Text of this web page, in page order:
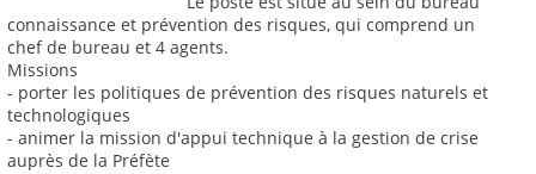
connaissance et prévention des risques, qui comprend un
chef de bureau et 4 agents.
Missions
- porter les politiques de prévention des risques naturels et
technologiques
- animer la mission d'appui technique à la gestion de crise
auprès de la Préfète